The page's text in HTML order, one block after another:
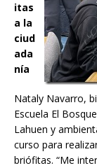
itas
a la
ciud
ada
nía
Nataly Navarro,
Escuela El
Lahuen y
curso para
briófitas. “Me